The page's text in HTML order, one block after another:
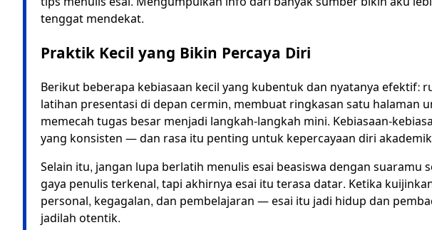
tenggat mendekat.
Praktik Kecil yang Bikin Percaya Diri
Berikut beberapa kebiasaan kecil yang kubentuk dan nyatanya efektif:
latihan presentasi di depan cermin, membuat ringkasan satu halaman
memecah tugas besar menjadi langkah-langkah mini. Kebiasaan-
yang konsisten — dan rasa itu penting untuk kepercayaan diri
Selain itu, jangan lupa berlatih menulis esai beasiswa dengan
gaya penulis terkenal, tapi akhirnya esai itu terasa datar. Ketika
personal, kegagalan, dan pembelajaran — esai itu jadi hidup dan
jadilah otentik.